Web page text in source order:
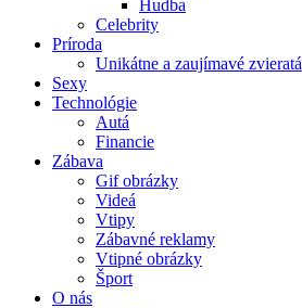
Hudba
Celebrity
Príroda
Unikátne a zaujímavé zvieratá
Sexy
Technológie
Autá
Financie
Zábava
Gif obrázky
Videá
Vtipy
Zábavné reklamy
Vtipné obrázky
Šport
O nás